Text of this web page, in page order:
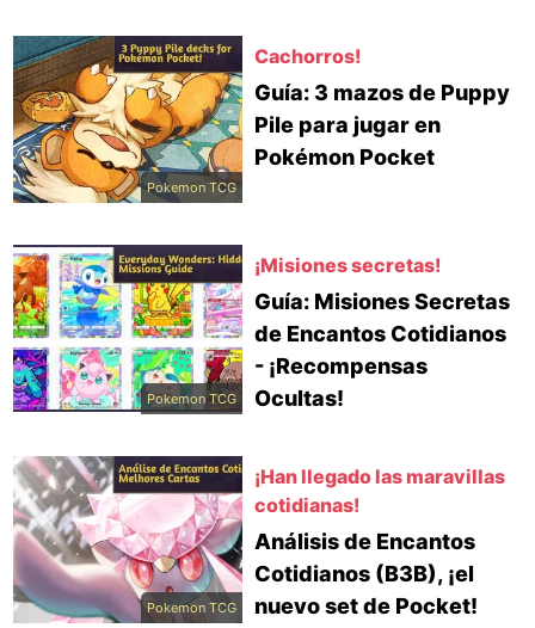
Pokemon TCG
Cachorros!
Guía: 3 mazos de Puppy
Pile para jugar en
Pokémon Pocket
Pokemon TCG
¡Misiones secretas!
Guía: Misiones Secretas
de Encantos Cotidianos
- ¡Recompensas
Ocultas!
Pokemon TCG
¡Han llegado las maravillas
cotidianas!
Análisis de Encantos
Cotidianos (B3B), ¡el
nuevo set de Pocket!